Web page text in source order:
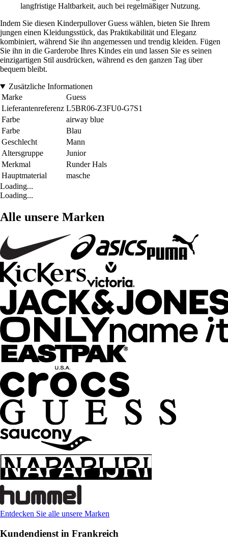
langfristige Haltbarkeit, auch bei regelmäßiger Nutzung.
Indem Sie diesen Kinderpullover Guess wählen, bieten Sie Ihrem
jungen einen Kleidungsstück, das Praktikabilität und Eleganz
kombiniert, während Sie ihn angemessen und trendig kleiden. Fügen
Sie ihn in die Garderobe Ihres Kindes ein und lassen Sie es seinen
einzigartigen Stil ausdrücken, während es den ganzen Tag über
bequem bleibt.
Zusätzliche Informationen
Marke
Guess
Lieferantenreferenz L5BR06-Z3FU0-G7S1
Farbe
airway blue
Farbe
Blau
Geschlecht
Mann
Altersgruppe
Junior
Merkmal
Runder Hals
Hauptmaterial
masche
Loading...
Loading...
Alle unsere Marken
Entdecken Sie alle unsere Marken
Kundendienst in Frankreich